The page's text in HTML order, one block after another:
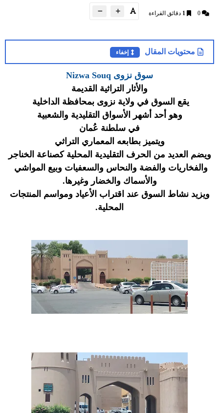
0
1 دقائق القراءة
محتويات المقال إخفاء
سوق نزوى Nizwa Souq
والأثار التراثية القديمة
يقع السوق في ولاية نزوى بمحافظة الداخلية
وهو أحد أشهر الأسواق التقليدية والشعبية
في سلطنة عُمان
ويتميز بطابعه المعماري التراثي
ويضم العديد من الحرف التقليدية المحلية كصناعة الخناجر
والفخاريات والفضة والنحاس والسعفيات وبيع المواشي
والأسماك والخضار وغيرها.
ويزيد نشاط السوق عند اقتراب الأعياد ومواسم المنتجات
المحلية.